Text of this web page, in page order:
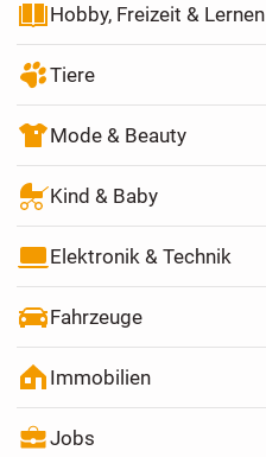
Hobby, Freizeit & Lernen
Tiere
Mode & Beauty
Kind & Baby
Elektronik & Technik
Fahrzeuge
Immobilien
Jobs